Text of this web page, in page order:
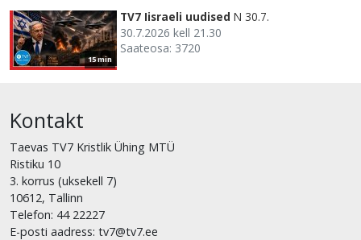
15 min
TV7 Iisraeli uudised N 30.7.
30.7.2026 kell 21.30
Saateosa: 3720
Kontakt
Taevas TV7 Kristlik Ühing MTÜ
Ristiku 10
3. korrus (uksekell 7)
10612, Tallinn
Telefon: 44 22227
E-posti aadress: tv7@tv7.ee